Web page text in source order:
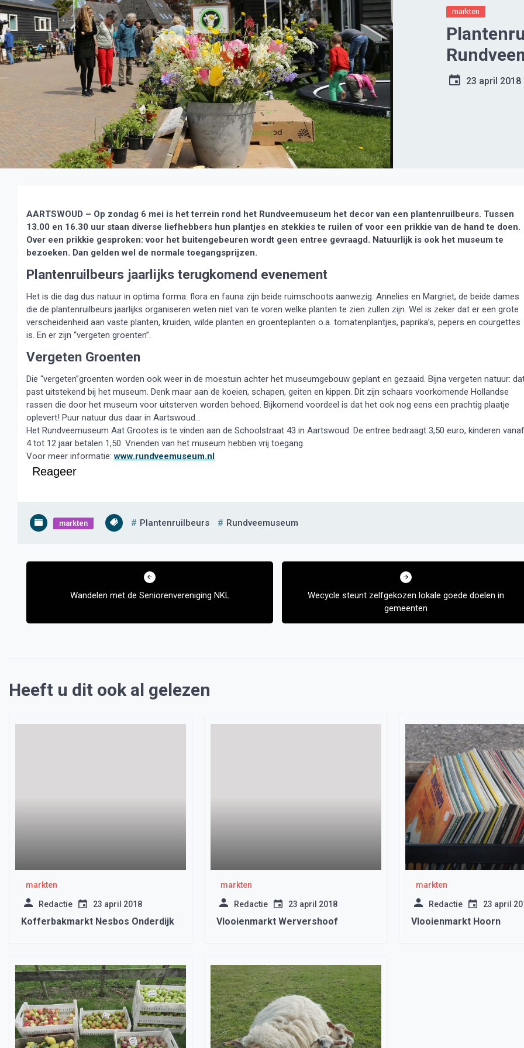
markten
23 april 2018
AARTSWOUD – Op zondag 6 mei is het terrein rond het Rundveemuseum het decor van een plantenruilbeurs. Tussen
13.00 en 16.30 uur staan diverse liefhebbers hun plantjes en stekkies te ruilen of voor een prikkie van de hand te doen.
Over een prikkie gesproken: voor het buitengebeuren wordt geen entree gevraagd. Natuurlijk is ook het museum te
bezoeken. Dan gelden wel de normale toegangsprijzen.
Plantenruilbeurs jaarlijks terugkomend evenement
Het is die dag dus natuur in optima forma: flora en fauna zijn beide ruimschoots aanwezig. Annelies en Margriet, de beide dames
die de plantenruilbeurs jaarlijks organiseren weten niet van te voren welke planten te zien zullen zijn. Wel is zeker dat er een grote
verscheidenheid aan vaste planten, kruiden, wilde planten en groenteplanten o.a. tomatenplantjes, paprika’s, pepers en courgettes
is. En er zijn “vergeten groenten”.
Vergeten Groenten
Die “vergeten”groenten worden ook weer in de moestuin achter het museumgebouw geplant en gezaaid. Bijna vergeten natuur:
past uitstekend bij het museum. Denk maar aan de koeien, schapen, geiten en kippen. Dit zijn schaars voorkomende Hollandse
rassen die door het museum voor uitsterven worden behoed. Bijkomend voordeel is dat het ook nog eens een prachtig plaatje
oplevert! Puur natuur dus daar in Aartswoud…
Het Rundveemuseum Aat Grootes is te vinden aan de Schoolstraat 43 in Aartswoud. De entree bedraagt 3,50 euro, kinderen vanaf
4 tot 12 jaar betalen 1,50. Vrienden van het museum hebben vrij toegang.
Voor meer informatie:www.rundveemuseum.nl
Reageer
markten Plantenruilbeurs Rundveemuseum
Bericht
Wandelen met de Seniorenvereniging NKL
Wecycle steunt zelfgekozen lokale goede doelen in
gemeenten
Heeft u dit ook al gelezen
markten
Redactie 23 april 2018
Kofferbakmarkt Nesbos Onderdijk
markten
Redactie 23 april 2018
Vlooienmarkt Wervershoof
markten
Redactie 23 april
Vlooienmarkt Hoorn